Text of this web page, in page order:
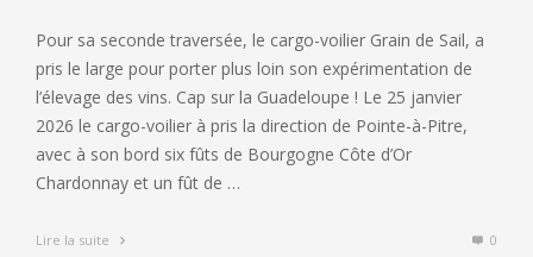
Pour sa seconde traversée, le cargo-voilier Grain de Sail, a
pris le large pour porter plus loin son expérimentation de
l’élevage des vins. Cap sur la Guadeloupe ! Le 25 janvier
2026 le cargo-voilier à pris la direction de Pointe-à-Pitre,
avec à son bord six fûts de Bourgogne Côte d’Or
Chardonnay et un fût de …
Lire la suite 0